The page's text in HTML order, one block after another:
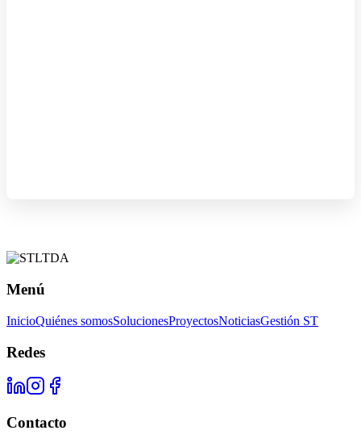
Menú
InicioQuiénes somosSolucionesProyectosNoticiasGestión ST
Redes
Contacto